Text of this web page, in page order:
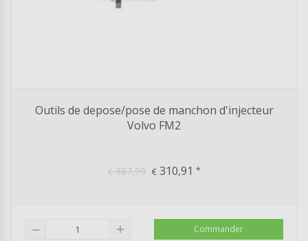
Outils de depose/pose de manchon d'injecteur
Volvo FM2
€387,99 €310,91 *
remove add Commander